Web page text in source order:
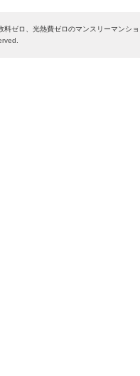
ゼロ、光熱費ゼロのマンスリーマンショ